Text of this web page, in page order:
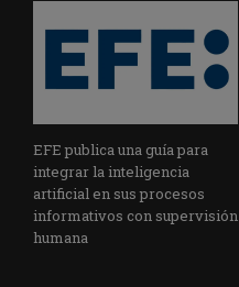
EFE publica una guía para
integrar la inteligencia
artificial en sus procesos
informativos con supervisión
humana